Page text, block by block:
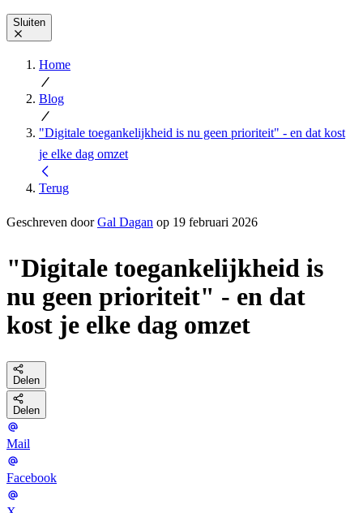
Sluiten
Home
Blog
"Digitale toegankelijkheid is nu geen prioriteit" - en dat kost
je elke dag omzet
Terug
Geschreven doorGal Dagan op 19 februari 2026
"Digitale toegankelijkheid is
nu geen prioriteit" - en dat
kost je elke dag omzet
Delen
Delen
Mail
Facebook